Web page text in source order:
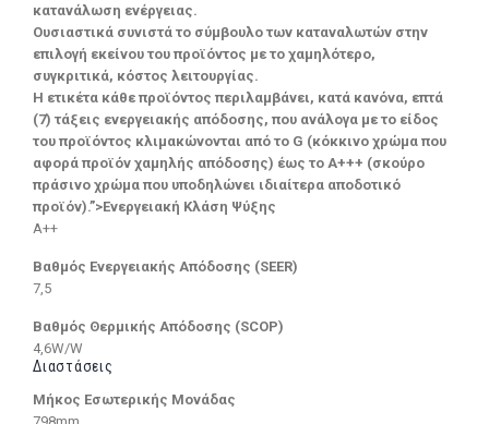
κατανάλωση ενέργειας.
Ουσιαστικά συνιστά το σύμβουλο των καταναλωτών στην
επιλογή εκείνου του προϊόντος με το χαμηλότερο,
συγκριτικά, κόστος λειτουργίας.
Η ετικέτα κάθε προϊόντος περιλαμβάνει, κατά κανόνα, επτά
(7) τάξεις ενεργειακής απόδοσης, που ανάλογα με το είδος
του προϊόντος κλιμακώνονται από το G (κόκκινο χρώμα που
αφορά προϊόν χαμηλής απόδοσης) έως το Α+++ (σκούρο
πράσινο χρώμα που υποδηλώνει ιδιαίτερα αποδοτικό
προϊόν).”>Ενεργειακή Κλάση Ψύξης
A++
Βαθμός Ενεργειακής Απόδοσης (SEER)
7,5
Βαθμός Θερμικής Απόδοσης (SCOP)
4,6W/W
Διαστάσεις
Μήκος Εσωτερικής Μονάδας